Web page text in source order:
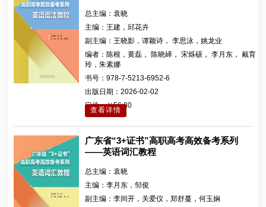
总主编：袁晓
主编：王建，邱花卉
副主编：王晓影，谭颖诗， 李思泳，姚龙业
编者： 陈根，黄磊， 陈晓峄， 宋烁硕， 李月东， 戴育
玲，朱素娜
书号：978-7-5213-6952-6
出版日期：2026-02-02
定价：￥56.80
查看详情
广东省“3+证书”高职高考高效备考系列
——英语词汇教程
总主编：袁晓
主编：李月东，邹俊
副主编：李间开，关爱仪，郑舒蔓，何玉娴